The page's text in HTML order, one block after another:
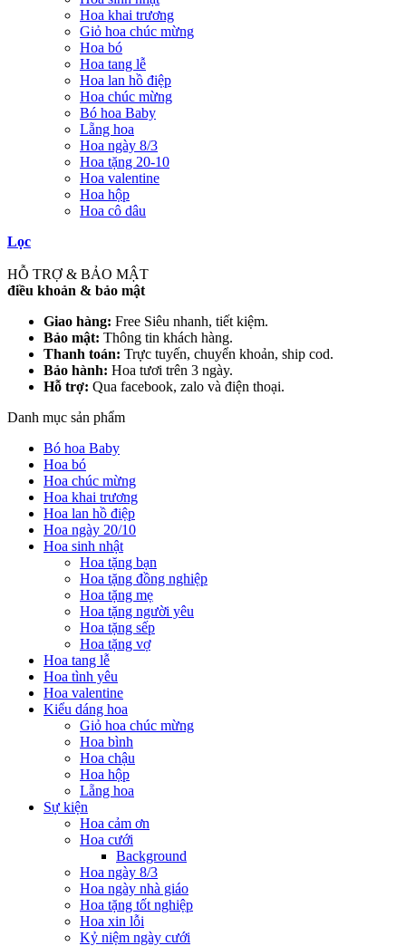
Hoa khai trương
Giỏ hoa chúc mừng
Hoa bó
Hoa tang lễ
Hoa lan hồ điệp
Hoa chúc mừng
Bó hoa Baby
Lẵng hoa
Hoa ngày 8/3
Hoa tặng 20-10
Hoa valentine
Hoa hộp
Hoa cô dâu
Lọc
HỖ TRỢ & BẢO MẬT
điều khoản & bảo mật
Giao hàng: Free Siêu nhanh, tiết kiệm.
Bảo mật: Thông tin khách hàng.
Thanh toán: Trực tuyến, chuyển khoản, ship cod.
Bảo hành: Hoa tươi trên 3 ngày.
Hỗ trợ: Qua facebook, zalo và điện thoại.
Danh mục sản phẩm
Bó hoa Baby
Hoa bó
Hoa chúc mừng
Hoa khai trương
Hoa lan hồ điệp
Hoa ngày 20/10
Hoa sinh nhật
Hoa tặng bạn
Hoa tặng đồng nghiệp
Hoa tặng mẹ
Hoa tặng người yêu
Hoa tặng sếp
Hoa tặng vợ
Hoa tang lễ
Hoa tình yêu
Hoa valentine
Kiểu dáng hoa
Giỏ hoa chúc mừng
Hoa bình
Hoa chậu
Hoa hộp
Lẵng hoa
Sự kiện
Hoa cảm ơn
Hoa cưới
Background
Hoa ngày 8/3
Hoa ngày nhà giáo
Hoa tặng tốt nghiệp
Hoa xin lỗi
Kỷ niệm ngày cưới